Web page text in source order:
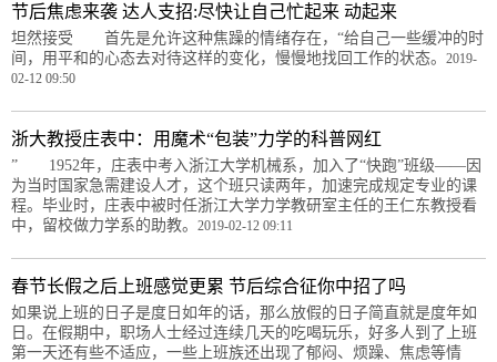
节后焦虑来袭 达人支招:尽快让自己忙起来 动起来
坦然接受 首先是允许这种焦躁的情绪存在，“给自己一些缓冲的时
间，用平和的心态去对待这样的变化，慢慢地找回工作的状态。 2019-
02-12 09:50
浙大教授庄表中：用魔术“包装”力学的科普网红
” 1952年，庄表中考入浙江大学机械系，加入了“快跑”班级——因
为当时国家急需建设人才，这个班只读两年，加速完成规定专业的课
程。毕业时，庄表中被时任浙江大学力学教研室主任的王仁东教授看
中，留校做力学系的助教。 2019-02-12 09:11
春节长假之后上班感觉更累 节后综合征你中招了吗
如果说上班的日子是度日如年的话，那么放假的日子简直就是度年如
日。在假期中，职场人士经过连续几天的吃喝玩乐，好多人到了上班
第一天还有些不适应，一些上班族还出现了郁闷、烦躁、焦虑等情